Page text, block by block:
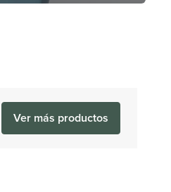
Ver más productos